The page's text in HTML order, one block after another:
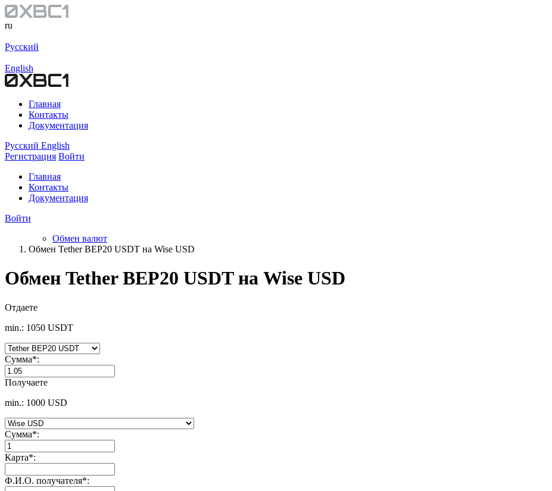
ru
Русский
English
Главная
Контакты
Документация
Русский English
Регистрация Войти
Главная
Контакты
Документация
Войти
Обмен валют
Обмен Tether BEP20 USDT на Wise USD
Обмен Tether BEP20 USDT на Wise USD
Отдаете
min.: 1050 USDT
Сумма*:
Получаете
min.: 1000 USD
Сумма*:
Карта*:
Ф.И.О. получателя*: